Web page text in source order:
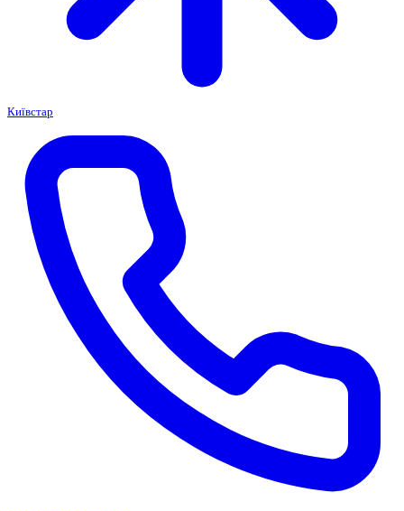
Київстар